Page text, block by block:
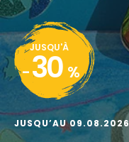
JUSQU'À
- 30 %
JUSQU’AU 09.08.2026